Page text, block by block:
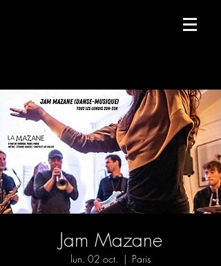
Jam Mazane
lun. 02 oct.
  |
Paris